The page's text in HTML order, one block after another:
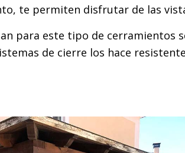
te permiten disfrutar de las
para este tipo de
de cierre los hace